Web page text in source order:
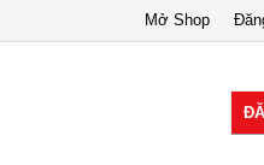
Mở Shop